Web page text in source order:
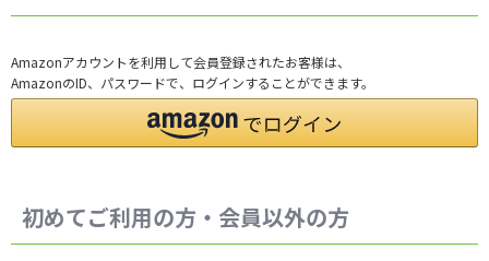
Amazonアカウントを利用して会員登録されたお客様は、
AmazonのID、パスワードで、ログインすることができます。
初めてご利用の方・会員以外の方